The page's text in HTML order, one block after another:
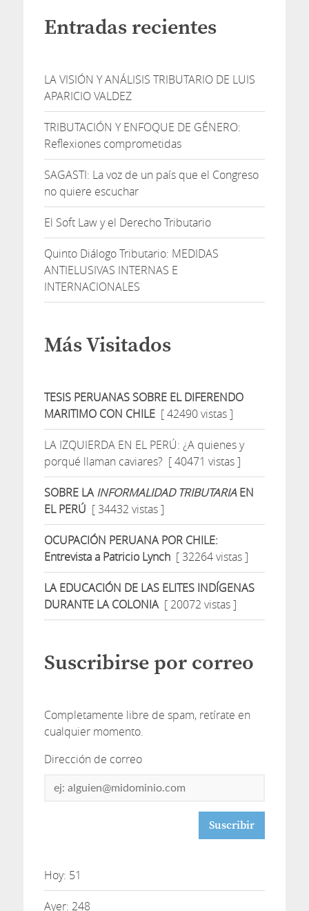
Entradas recientes
LA VISIÓN Y ANÁLISIS TRIBUTARIO DE LUIS
APARICIO VALDEZ
TRIBUTACIÓN Y ENFOQUE DE GÉNERO:
Reflexiones comprometidas
SAGASTI: La voz de un país que el Congreso
no quiere escuchar
El Soft Law y el Derecho Tributario
Quinto Diálogo Tributario: MEDIDAS
ANTIELUSIVAS INTERNAS E
INTERNACIONALES
Más Visitados
TESIS PERUANAS SOBRE EL DIFERENDO
MARITIMO CON CHILE[ 42490 vistas ]
LA IZQUIERDA EN EL PERÚ: ¿A quienes y
porqué llaman caviares? [ 40471 vistas ]
SOBRE LAINFORMALIDAD TRIBUTARIAEN
EL PERÚ [ 34432 vistas ]
OCUPACIÓN PERUANA POR CHILE:
Entrevista a Patricio Lynch[ 32264 vistas ]
LA EDUCACIÓN DE LAS ELITES INDÍGENAS
DURANTE LA COLONIA[ 20072 vistas ]
Suscribirse por correo
Completamente libre de spam, retírate en
cualquier momento.
Dirección de correo
Dirección
Hoy: 51
Ayer: 248